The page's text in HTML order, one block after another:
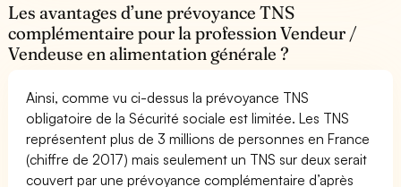
Les avantages d’une prévoyance TNS
complémentaire pour la profession Vendeur /
Vendeuse en alimentation générale ?
Ainsi, comme vu ci-dessus la prévoyance TNS
obligatoire de la Sécurité sociale est limitée. Les TNS
représentent plus de 3 millions de personnes en France
(chiffre de 2017) mais seulement un TNS sur deux serait
couvert par une prévoyance complémentaire d’après